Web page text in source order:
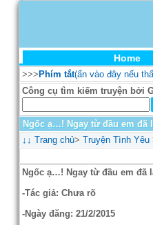
Home
>>>Phím tắt(ấn vào đây nếu
Công cụ tìm kiếm truyện bởi
Ngốc ạ…! Ngay từ đầu em đã
↓↓ Trang chủ> Truyện Tình Yêu
Ngốc ạ…! Ngay từ đầu em đã
-Tác giả: Chưa rõ
-Ngày đăng: 21/2/2015